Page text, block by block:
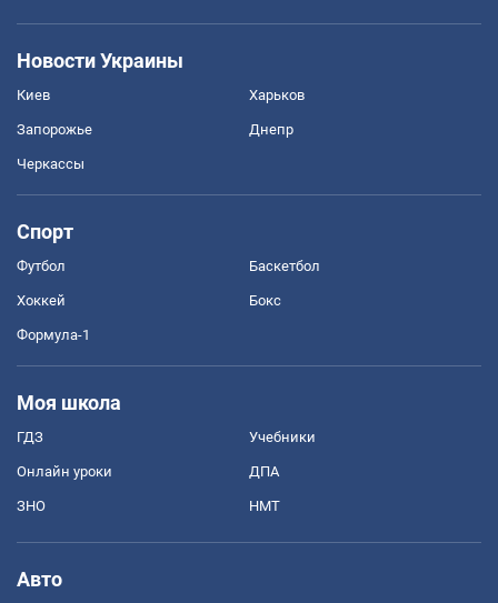
Новости Украины
Киев Харьков
Запорожье Днепр
Черкассы
Спорт
Футбол Баскетбол
Хоккей Бокс
Формула-1
Моя школа
ГДЗ Учебники
Онлайн уроки ДПА
ЗНО НМТ
Авто